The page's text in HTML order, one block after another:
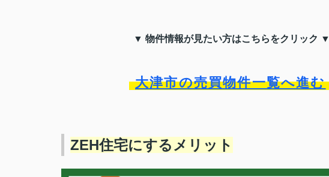
▼ 物件情報が見たい方はこちらをクリック ▼
大津市の売買物件一覧へ進む
ZEH住宅にするメリット